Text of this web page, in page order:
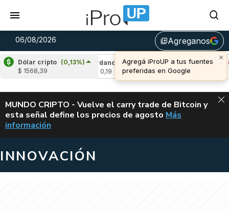
06/08/2026 library_addAgreganos
×
Agregá iProUP a tus fuentes
preferidas en Google
Dólar cripto (0,13%)
$ 1568,39
Cardano
(-1,61%)
Avalanche (-
u$s 6,40
ALERTA
MUNDO CRIPTO - Vuelve el carry trade de Bitcoin y
esta señal define los precios de agosto VUELVE EL
Más
información
INNOVACIÓN